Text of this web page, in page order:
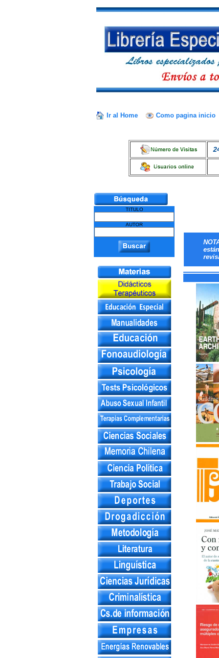
Ir al Home Como pagina inicio
TITULO
AUTOR